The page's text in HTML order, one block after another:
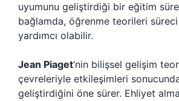
uyumunu geliştirdiği bir eğitim
bağlamda, öğrenme teorileri süreci
yardımcı olabilir.
Jean Piaget‘nin bilişsel gelişim
çevreleriyle etkileşimleri sonucunda
geliştirdiğini öne sürer. Ehliyet